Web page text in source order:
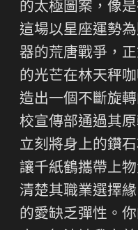
的太極圖案，像
這場以星座運勢
器的荒唐戰爭，
的光芒在林天秤
造出一個不斷旋
校宣傳部通過其
立刻將身上的鑽
讓千紙鶴攜帶上
清楚其職業選擇
的愛缺乏彈性。